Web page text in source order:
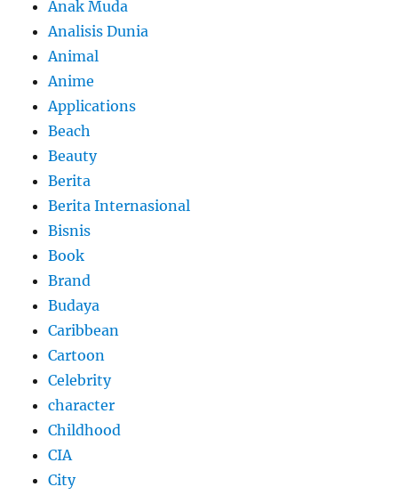
Anak Muda
Analisis Dunia
Animal
Anime
Applications
Beach
Beauty
Berita
Berita Internasional
Bisnis
Book
Brand
Budaya
Caribbean
Cartoon
Celebrity
character
Childhood
CIA
City